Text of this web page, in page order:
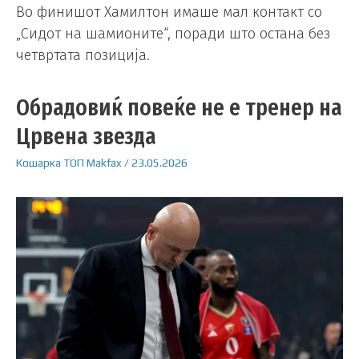
Во финишот Хамилтон имаше мал контакт со
„Сидот на шамионите“, поради што остана без
четвртата позиција.
Обрадовиќ повеќе не е тренер на
Црвена звезда
Кошарка ТОП Makfax/23.05.2026